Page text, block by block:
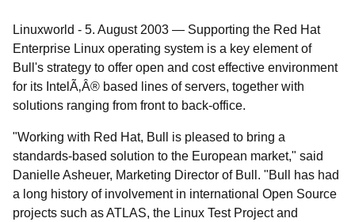
Linuxworld - 5. August 2003 — Supporting the Red Hat
Enterprise Linux operating system is a key element of
Bull's strategy to offer open and cost effective environment
for its IntelÃ‚Â® based lines of servers, together with
solutions ranging from front to back-office.
"Working with Red Hat, Bull is pleased to bring a
standards-based solution to the European market," said
Danielle Asheuer, Marketing Director of Bull. "Bull has had
a long history of involvement in international Open Source
projects such as ATLAS, the Linux Test Project and